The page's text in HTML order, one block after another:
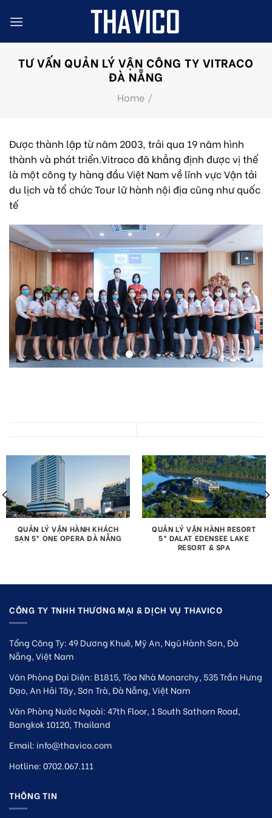
TƯ VẤN QUẢN LÝ VẬN CÔNG TY VITRACO
ĐÀ NẴNG
Home /
Được thành lập từ năm 2003, trải qua 19 năm hình
thành và phát triển.Vitraco đã khẳng định được vị thế
là một công ty hàng đầu Việt Nam về lĩnh vực Vận tải
du lịch và tổ chức Tour lữ hành nội địa cũng như quốc
tế
QUẢN LÝ VẬN HÀNH KHÁCH
SẠN 5* ONE OPERA ĐÀ NẴNG
QUẢN LÝ VẬN HÀNH RESORT
5* DALAT EDENSEE LAKE
RESORT & SPA
CÔNG TY TNHH THƯƠNG MẠI & DỊCH VỤ THAVICO
Tổng Công Ty: 49 Dương Khuê, Mỹ An, Ngũ Hành Sơn, Đà
Nẵng, Việt Nam
Văn Phòng Đại Diện: B1815, Tòa Nhà Monarchy, 535 Trần Hưng
Đạo, An Hải Tây, Sơn Trà, Đà Nẵng, Việt Nam
Văn Phòng Nước Ngoài: 47th Floor, 1 South Sathorn Road,
Bangkok 10120, Thailand
Email: info@thavico.com
Hotline: 0702.067.111
THÔNG TIN